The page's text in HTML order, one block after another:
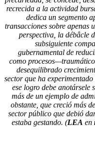
recrecida a la actividad
dedica un segmento
transacciones sobre apenas
perspectiva, la débâcle
subsiguiente
gubernamental de
como
desequilibrado
sector que ha
ese logro debe anotársele
más de un ejemplo de
obstante, que creció más
sector público que debió
estaba gestando. (LEA en